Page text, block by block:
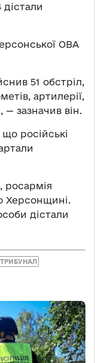
ОВА
51 обстріл,
артилерії,
— зазначив він.
російські
росармія
Херсонщині.
дістали